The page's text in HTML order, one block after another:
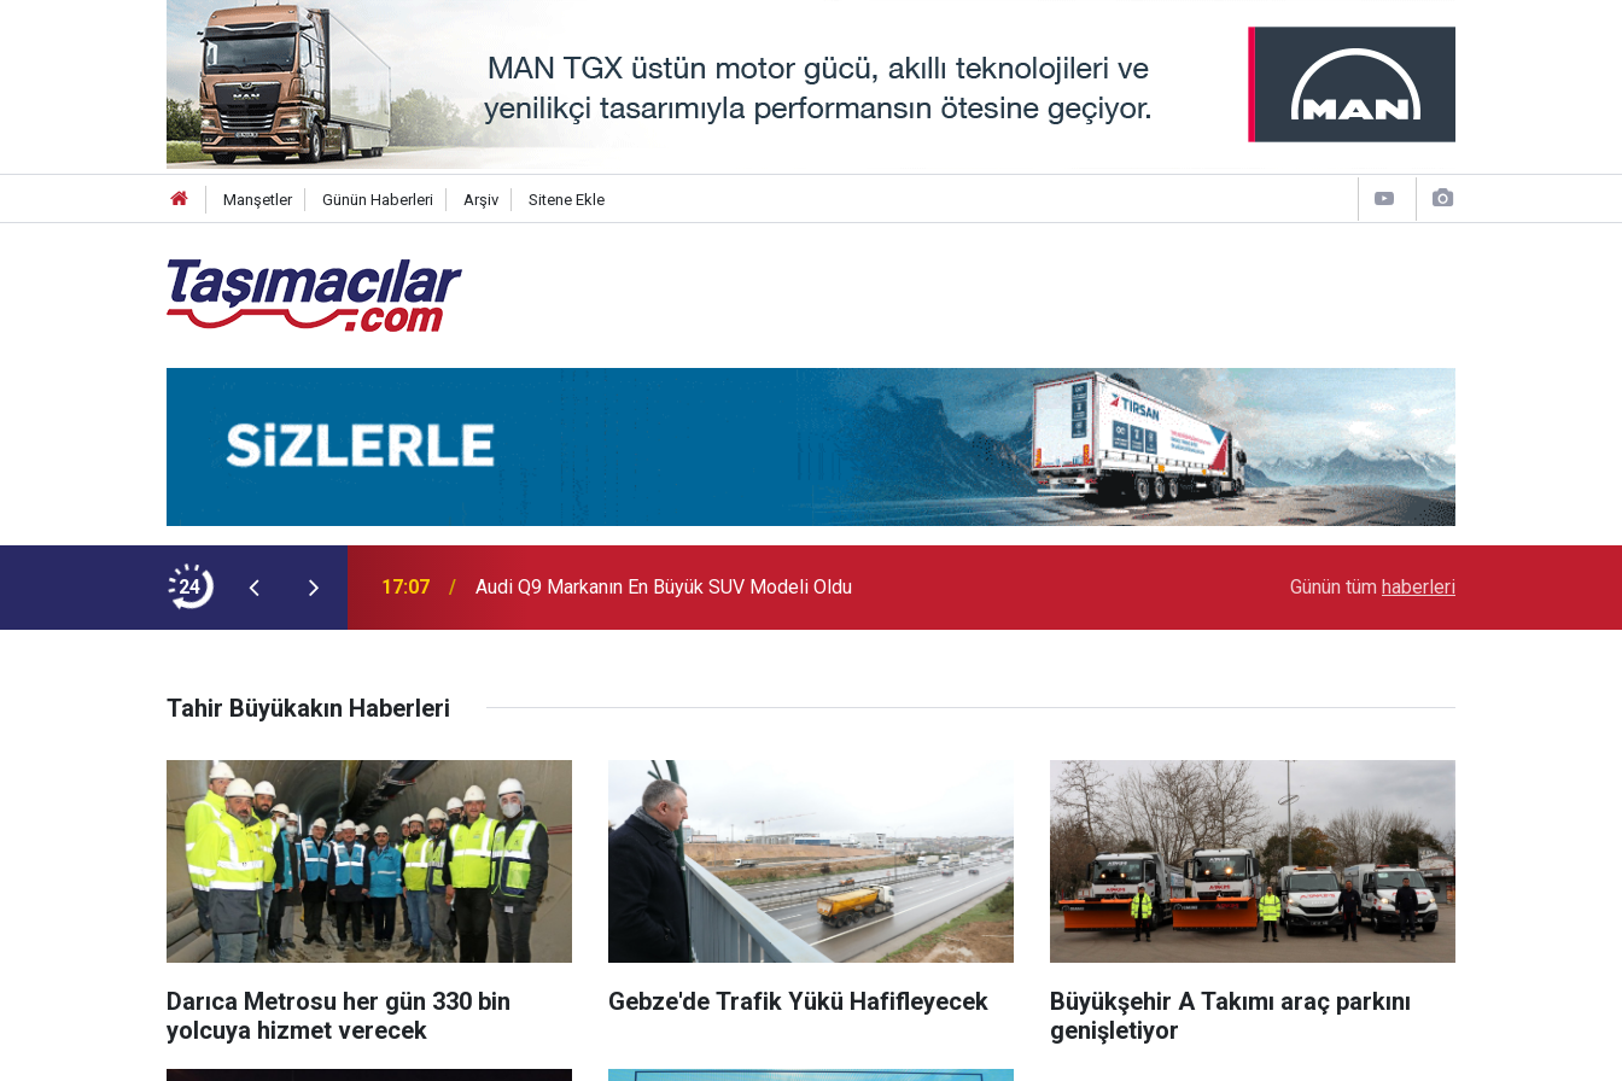
Manşetler Günün Haberleri Arşiv Sitene Ekle
24
NEOPLAN Skyliner Ekledi 17:07 Audi Q9 Markanın En Büyük SUV Modeli Oldu Toyota Otomotiv Sanayi Türkiye Üretime Ara
Günün tüm haberleri
Tahir Büyükakın Haberleri
Darıca Metrosu her gün 330 bin
yolcuya hizmet verecek
Gebze'de Trafik Yükü Hafifleyecek
Büyükşehir A Takımı araç parkını
genişletiyor